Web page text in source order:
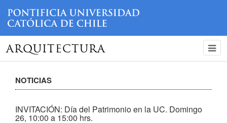
ARQUITECTURA
NOTICIAS
INVITACIÓN: Día del Patrimonio en la UC. Domingo
26, 10:00 a 15:00 hrs.